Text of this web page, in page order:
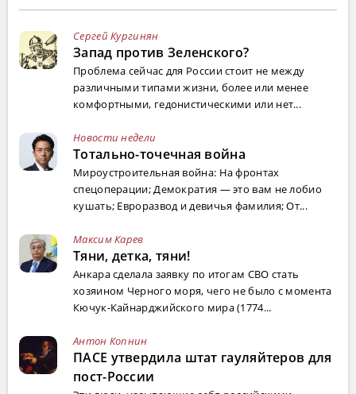
Сергей Кургинян
Запад против Зеленского?
Проблема сейчас для России стоит не между
различными типами жизни, более или менее
комфортными, гедонистическими или нет...
Новости недели
Тотально-точечная война
Мироустроительная война: На фронтах
спецоперации; Демократия — это вам не лобио
кушать; Евроразвод и девичья фамилия; От...
Максим Карев
Тяни, детка, тяни!
Анкара сделала заявку по итогам СВО стать
хозяином Черного моря, чего не было с момента
Кючук-Кайнарджийского мира (1774...
Антон Копнин
ПАСЕ утвердила штат гауляйтеров для
пост-России